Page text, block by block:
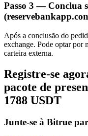
Até 65% de
Passo 3 — Conclua
Após a conclusão do
exchange. Pode optar por
carteira externa.
Registre-se
pacote de
1788 USDT
Junte-se à Bitrue